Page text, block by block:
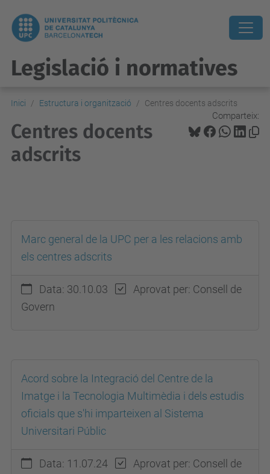
Legislació i normatives
Inici Estructura i organització Centres docents adscrits
Comparteix:
Centres docents
adscrits
Marc general de la UPC per a les relacions amb
els centres adscrits
Data: 30.10.03
Aprovat per: Consell de
Govern
Acord sobre la Integració del Centre de la
Imatge i la Tecnologia Multimèdia i dels estudis
oficials que s'hi imparteixen al Sistema
Universitari Públic
Data: 11.07.24
Aprovat per: Consell de